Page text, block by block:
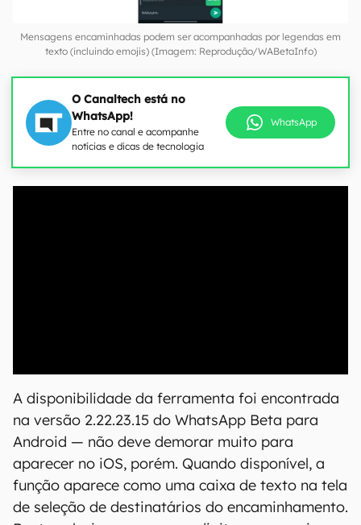
Mensagens encaminhadas podem ser acompanhadas por legendas em
texto (incluindo emojis) (Imagem: Reprodução/WABetaInfo)
O Canaltech está no
WhatsApp!
Entre no canal e acompanhe
notícias e dicas de tecnologia
WhatsApp
A disponibilidade da ferramenta foi encontrada
na versão 2.22.23.15 do WhatsApp Beta para
Android — não deve demorar muito para
aparecer no iOS, porém. Quando disponível, a
função aparece como uma caixa de texto na tela
de seleção de destinatários do encaminhamento.